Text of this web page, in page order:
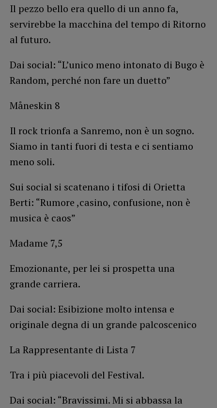
Il pezzo bello era quello di un anno fa,
servirebbe la macchina del tempo di Ritorno
al futuro.
Dai social: “L’unico meno intonato di Bugo è
Random, perché non fare un duetto”
Måneskin 8
Il rock trionfa a Sanremo, non è un sogno.
Siamo in tanti fuori di testa e ci sentiamo
meno soli.
Sui social si scatenano i tifosi di Orietta
Berti: “Rumore ,casino, confusione, non è
musica è caos”
Madame 7,5
Emozionante, per lei si prospetta una
grande carriera.
Dai social: Esibizione molto intensa e
originale degna di un grande palcoscenico
La Rappresentante di Lista 7
Tra i più piacevoli del Festival.
Dai social: “Bravissimi. Mi si abbassa la